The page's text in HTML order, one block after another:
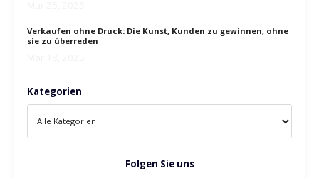
Recent Posts
Apr 01, 2025
Die Psychologie hinter High-Ticket-Angeboten: Warum
manche bereit sind, 10.000€+ zu zahlen und andere nicht
Verkaufen ohne Druck: Die Kunst, Kunden zu gewinnen, ohne